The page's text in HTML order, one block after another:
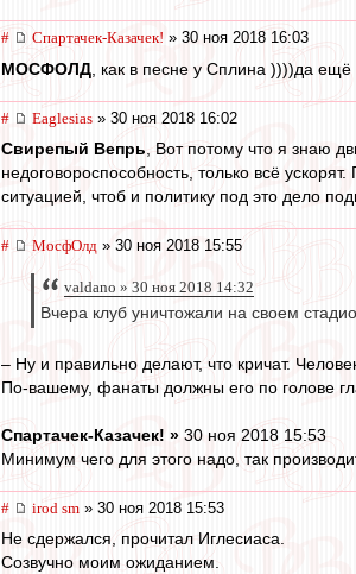
# Спартачек-Казачек! » 30 ноя 2018 16:03
МОСФОЛД , как в песне у Сплина ))))да
# Eaglesias » 30 ноя 2018 16:02
Свирепый Вепрь, Вот потому что я знаю
недоговороспособность, только всё
ситуацией, чтоб и политику под это дело
# МосфОлд » 30 ноя 2018 15:55
valdano » 30 ноя 2018 14:32
Вчера клуб уничтожали на своем
– Ну и правильно делают, что кричат.
По-вашему, фанаты должны его по голове
Спартачек-Казачек! » 30 ноя 2018 15:53
Минимум чего для этого надо, так
# irod sm » 30 ноя 2018 15:53
Не сдержался, прочитал Иглесиаса.
Созвучно моим ожиданием.